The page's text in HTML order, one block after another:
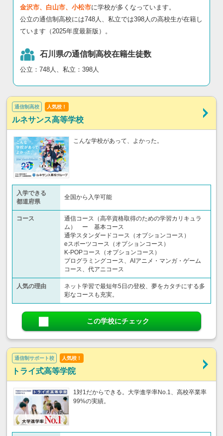
金沢市、白山市、小松市に学校が多くなっています。
公立の通信制高校には748人、私立では398人の高校生が在籍し
ています（2025年度最新版）。
石川県の通信制高校在籍生徒数
公立：748人、私立：398人
通信制高校 人気校！
ルネサンス高等学校
こんな学校があって、よかった。
入学できる
都道府県
全国から入学可能
コース
通信コース（高卒資格取得のための学習カリキュラ
ム） ー 基本コース
通学スタンダードコース（オプションコース）
eスポーツコース（オプションコース）
K-POPコース（オプションコース）
プログラミングコース、AIアニメ・マンガ・ゲーム
コース、代アニコース
人気の理由
ネット学習で最短年5日の登校、夢をカタチにする多
彩なコースも充実。
この学校にチェック
通信制サポート校 人気校！
トライ式高等学院
1対1だからできる。大学進学率No.1、高校卒業率
99%の実績。